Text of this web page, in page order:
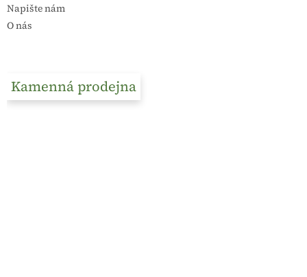
Napište nám
O nás
Kamenná prodejna